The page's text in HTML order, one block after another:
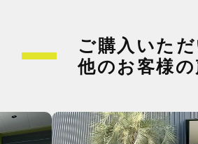
ご購入いた
他のお客様の